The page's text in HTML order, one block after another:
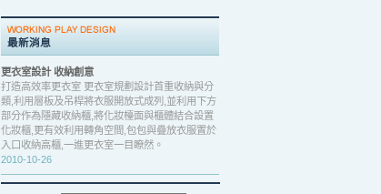
更衣室設計 收納創意
打造高效率更衣室 更衣室規劃設計首重收納與分
類,利用層板及吊桿將衣服開放式成列,並利用下方
部分作為隱藏收納櫃,將化妝檯面與櫃體結合設置
化妝櫃,更有效利用轉角空間,包包與疊放衣服置於
入口收納高櫃,一進更衣室一目瞭然。
2010-10-26